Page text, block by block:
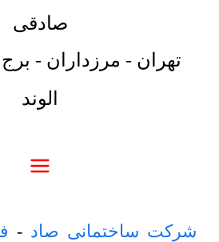
صادقی
تهران - مرزداران -
الوند
شرکت ساختمانی صاد -